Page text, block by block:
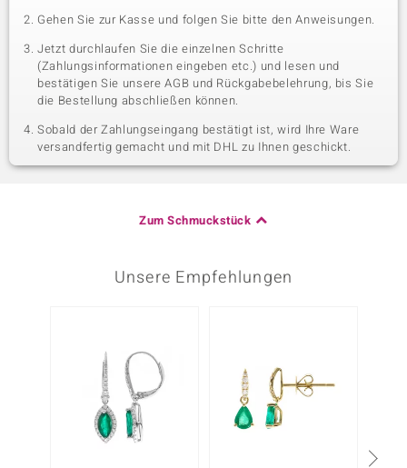
Gehen Sie zur Kasse und folgen Sie bitte den Anweisungen.
Jetzt durchlaufen Sie die einzelnen Schritte
(Zahlungsinformationen eingeben etc.) und lesen und
bestätigen Sie unsere AGB und Rückgabebelehrung, bis Sie
die Bestellung abschließen können.
Sobald der Zahlungseingang bestätigt ist, wird Ihre Ware
versandfertig gemacht und mit DHL zu Ihnen geschickt.
Zum Schmuckstück
Unsere Empfehlungen